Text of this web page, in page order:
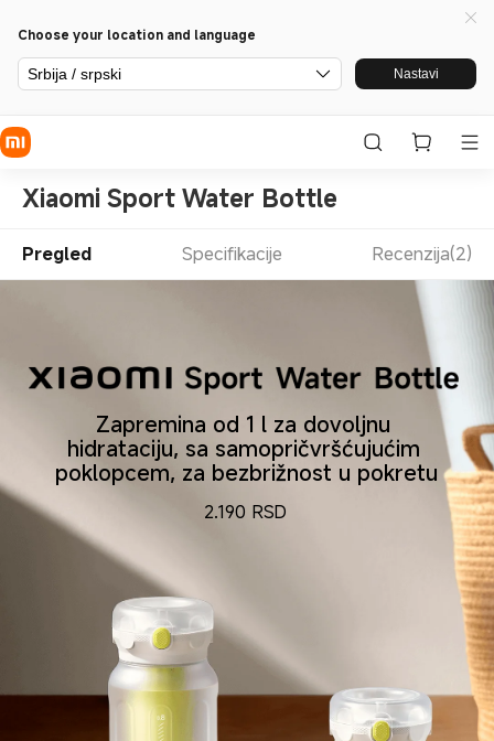
Choose your location and language
Srbija / srpski Nastavi
Xiaomi Sport Water Bottle
Pregled Specifikacije Recenzija(2)
Zapremina od 1 l za dovoljnu
hidrataciju, sa samopričvršćujućim
poklopcem, za bezbrižnost u pokretu
2.190 RSD